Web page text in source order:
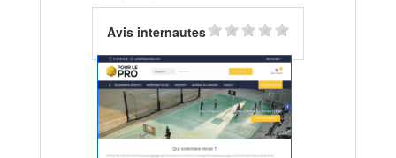
Avis internautes